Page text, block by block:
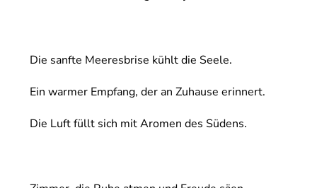
Die sanfte Meeresbrise kühlt die Seele.
Ein warmer Empfang, der an Zuhause erinnert.
Die Luft füllt sich mit Aromen des Südens.